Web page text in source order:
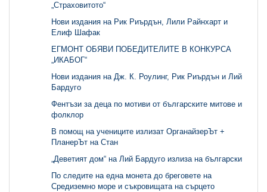
„Страховитото“
Нови издания на Рик Риърдън, Лили Райнхарт и
Елиф Шафак
ЕГМОНТ ОБЯВИ ПОБЕДИТЕЛИТЕ В КОНКУРСА
„ИКАБОГ“
Нови издания на Дж. К. Роулинг, Рик Риърдън и Лий
Бардуго
Фентъзи за деца по мотиви от българските митове и
фолклор
В помощ на учениците излизат ОрганайзерЪт +
ПланерЪт на Стан
„Деветият дом“ на Лий Бардуго излиза на български
По следите на една монета до бреговете на
Средиземно море и съкровищата на сърцето